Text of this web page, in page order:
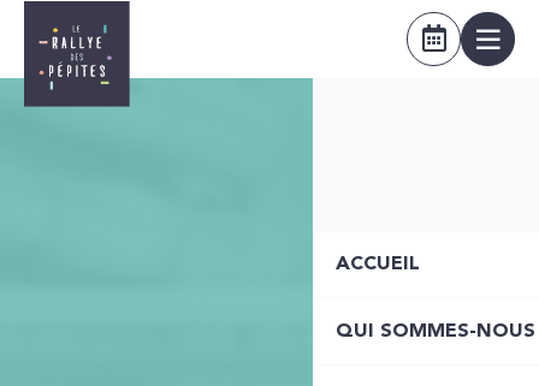
ACCUEIL
QUI SOMMES-NOUS